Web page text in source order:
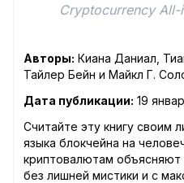
Cryptocurrency All-
Авторы: Киана Даниал,
Тайлер Бейн и Майкл Г.
Дата публикации: 19
Считайте эту книгу своим
языка блокчейна на
криптовалютам
без лишней мистики и с